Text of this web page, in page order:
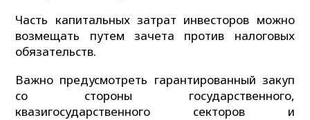
Часть капитальных затрат инвесторов можно
возмещать путем зачета против налоговых
обязательств.
Важно предусмотреть гарантированный закуп
со стороны государственного,
квазигосударственного секторов и